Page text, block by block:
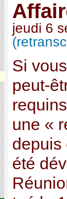
jeudi 6
Si
peut-
une «
depuis
été